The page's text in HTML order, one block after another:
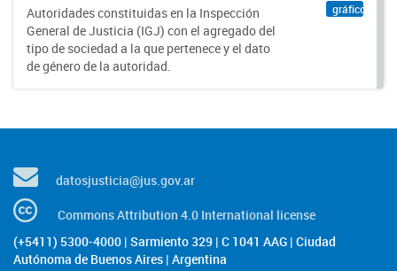
Autoridades constituidas en la Inspección
General de Justicia (IGJ) con el agregado del
tipo de sociedad a la que pertenece y el dato
de género de la autoridad.
gráfico
datosjusticia@jus.gov.ar
Commons Attribution 4.0 International license
(+5411) 5300-4000 | Sarmiento 329 | C 1041 AAG | Ciudad
Autónoma de Buenos Aires | Argentina